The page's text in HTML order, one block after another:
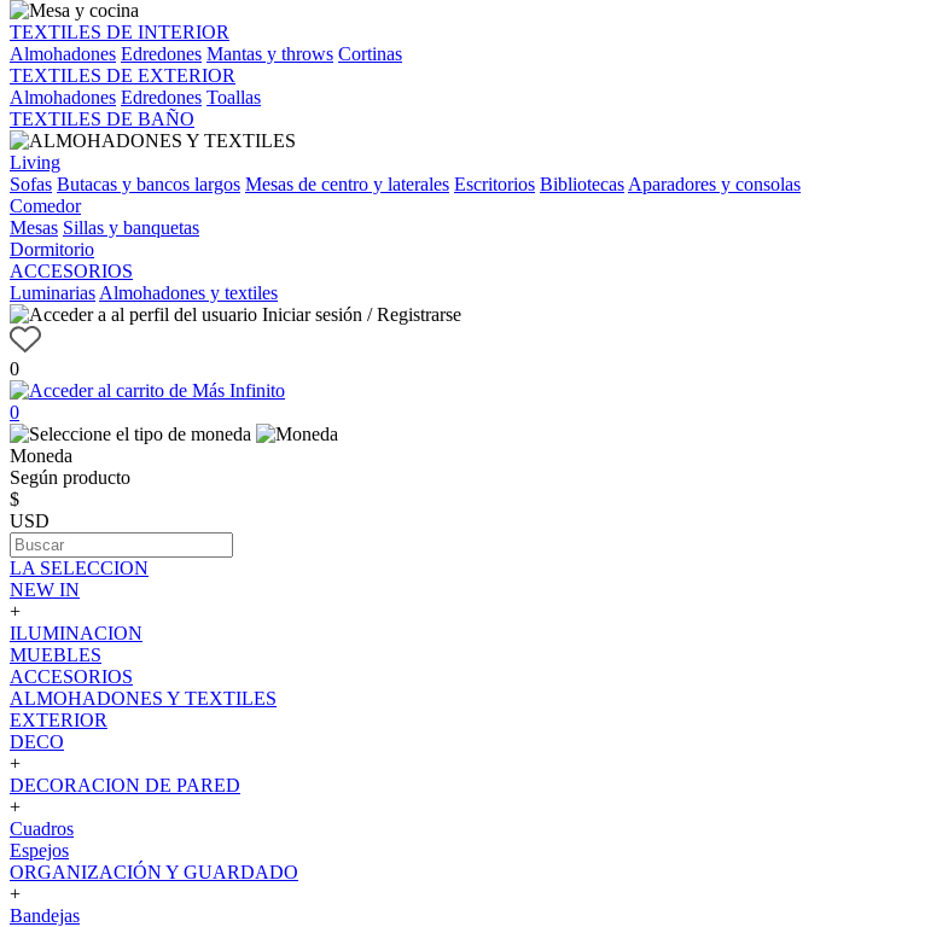
TEXTILES DE INTERIOR
Almohadones Edredones Mantas y throws Cortinas
TEXTILES DE EXTERIOR
Almohadones Edredones Toallas
TEXTILES DE BAÑO
Living
Sofas Butacas y bancos largos Mesas de centro y laterales Escritorios Bibliotecas Aparadores y consolas
Comedor
Mesas Sillas y banquetas
Dormitorio
ACCESORIOS
Luminarias Almohadones y textiles
Iniciar sesión / Registrarse
0
0
Moneda
Según producto
$
USD
LA SELECCION
NEW IN
+
ILUMINACION
MUEBLES
ACCESORIOS
ALMOHADONES Y TEXTILES
EXTERIOR
DECO
+
DECORACION DE PARED
+
Cuadros
Espejos
ORGANIZACIÓN Y GUARDADO
+
Bandejas